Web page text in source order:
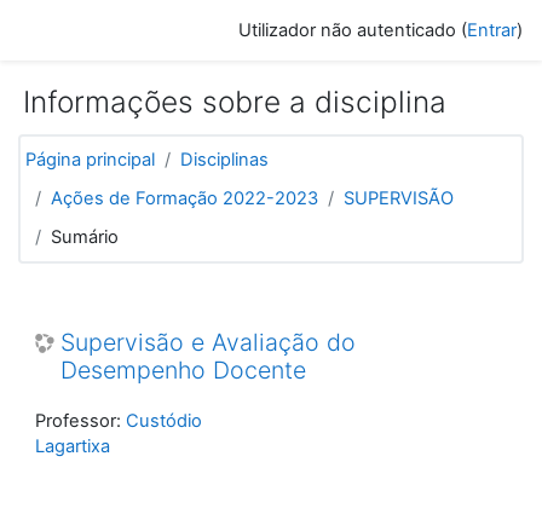
Utilizador não autenticado (Entrar)
Informações sobre a disciplina
Página principal
Disciplinas
Ações de Formação 2022-2023
SUPERVISÃO
Sumário
Supervisão e Avaliação do
Desempenho Docente
Professor: Custódio
Lagartixa